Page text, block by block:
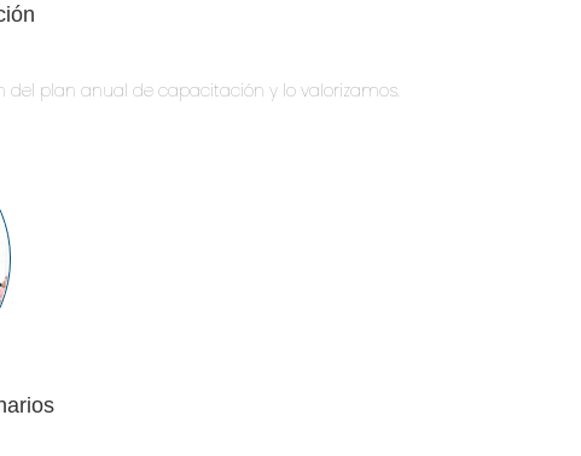
del plan anual de capacitación y lo valorizamos.